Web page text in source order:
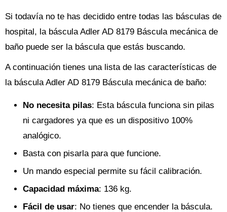
Si todavía no te has decidido entre todas las básculas de
hospital, la báscula Adler AD 8179 Báscula mecánica de
baño puede ser la báscula que estás buscando.
A continuación tienes una lista de las características de
la báscula Adler AD 8179 Báscula mecánica de baño:
No necesita pilas: Esta báscula funciona sin pilas
ni cargadores ya que es un dispositivo 100%
analógico.
Basta con pisarla para que funcione.
Un mando especial permite su fácil calibración.
Capacidad máxima: 136 kg.
Fácil de usar: No tienes que encender la báscula.